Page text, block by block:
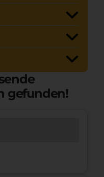
gefunden!